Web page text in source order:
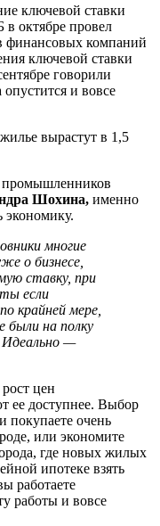
ключевой ставки
октябре провел
финансовых компаний
ключевой ставки
говорили
и вовсе
промышленников
Шохина, именно
экономику.
многие
о бизнесе,
ставку, при
если
крайней мере,
были на полку
—
цен
ее доступнее. Выбор
покупаете очень
или экономите
где новых жилых
ипотеке взять
работаете
работы и вовсе